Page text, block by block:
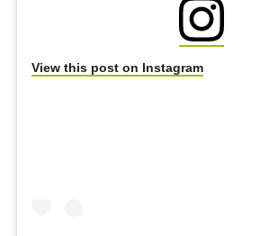
View this post on Instagram